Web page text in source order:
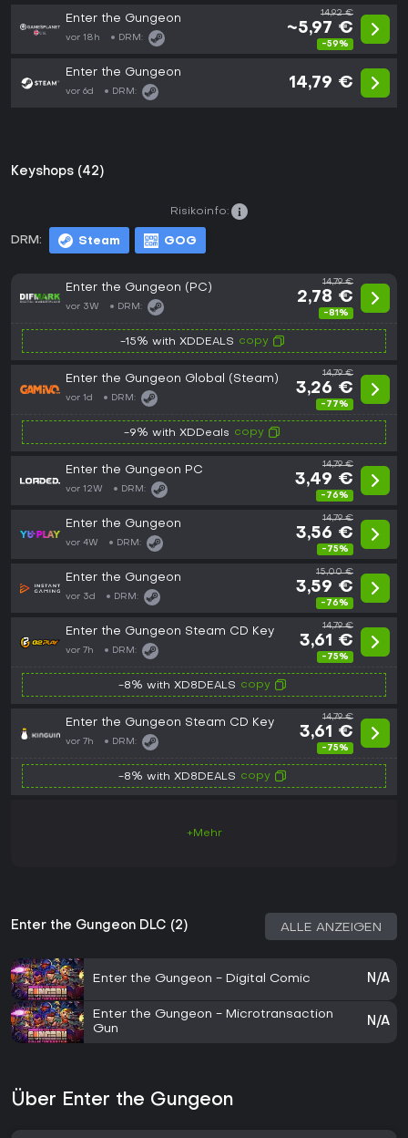
Enter the Gungeon
vor 18h DRM:
14,92 €
~5,97 €
-59%
Enter the Gungeon
vor 6d DRM:
14,79 €
Keyshops (42)
DRM: Steam GOG
Risikoinfo:
Enter the Gungeon (PC)
vor 3W DRM:
14,79 €
2,78 €
-81%
-15% with XDDEALS copy
Enter the Gungeon Global (Steam)
vor 1d DRM:
14,79 €
3,26 €
-77%
-9% with XDDeals copy
Enter the Gungeon PC
vor 12W DRM:
14,79 €
3,49 €
-76%
Enter the Gungeon
vor 4W DRM:
14,79 €
3,56 €
-75%
Enter the Gungeon
vor 3d DRM:
15,00 €
3,59 €
-76%
Enter the Gungeon Steam CD Key
vor 7h DRM:
14,79 €
3,61 €
-75%
-8% with XD8DEALS copy
Enter the Gungeon Steam CD Key
vor 7h DRM:
14,79 €
3,61 €
-75%
-8% with XD8DEALS copy
+Mehr
Enter the Gungeon DLC (2) ALLE ANZEIGEN
Enter the Gungeon - Digital Comic N/A
Enter the Gungeon - Microtransaction
Gun
N/A
Über Enter the Gungeon